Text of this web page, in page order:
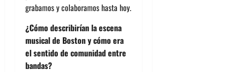
grabamos y colaboramos hasta hoy.
¿Cómo describirían la escena
musical de Boston y cómo era
el sentido de comunidad entre
bandas?